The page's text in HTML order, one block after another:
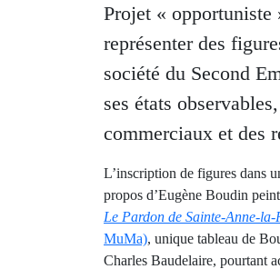
Projet « opportuniste
représenter des
société du Second
ses états
commerciaux et des
L’inscription de figures dans
propos d’Eugène Boudin
Le Pardon de Sainte-Anne-la-
MuMa), unique tableau de
Charles Baudelaire, pourtant